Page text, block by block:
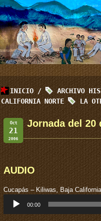
INICIO / ARCHIVO
CALIFORNIA NORTE
LA
Oct
21
2006
Jornada del 20
AUDIO
Cucapás – Kiliwas, Baja
Reproductor
audio
00:00